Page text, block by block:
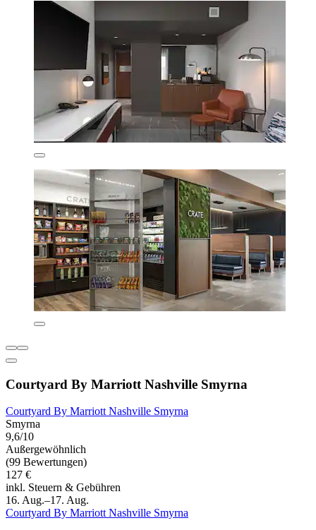
Courtyard By Marriott Nashville Smyrna
Courtyard By Marriott Nashville Smyrna
Smyrna
9,6/10
Außergewöhnlich
(99 Bewertungen)
127 €
inkl. Steuern & Gebühren
16. Aug.–17. Aug.
Courtyard By Marriott Nashville Smyrna